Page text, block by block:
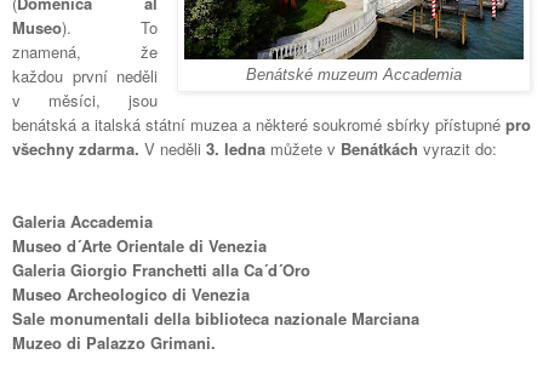
Benátské muzeum Accademia
Museo). To
znamená, že
každou první neděli
v měsíci, jsou
benátská a italská státní muzea a některé soukromé sbírky přístupné pro
všechny zdarma. V neděli 3. ledna můžete v Benátkách vyrazit do:
Galeria Accademia
Museo d´Arte Orientale di Venezia
Galeria Giorgio Franchetti alla Ca´d´Oro
Museo Archeologico di Venezia
Sale monumentali della biblioteca nazionale Marciana
Muzeo di Palazzo Grimani.